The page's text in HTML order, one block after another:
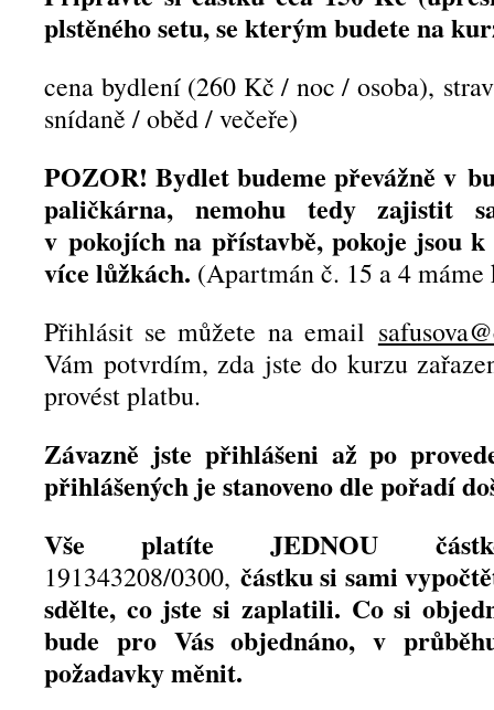
plstěného setu, se kterým budete na
cena bydlení (260 Kč / noc / osoba),
snídaně / oběd / večeře)
POZOR! Bydlet budeme převážně v
paličkárna, nemohu tedy zajistit
v pokojích na přístavbě, pokoje jsou
více lůžkách. (Apartmán č. 15 a 4
Přihlásit se můžete na email
Vám potvrdím, zda jste do kurzu
provést platbu.
Závazně jste přihlášeni až po
přihlášených je stanoveno dle pořadí
Vše platíte JEDNOU
191343208/0300, částku si sami
sdělte, co jste si zaplatili. Co si
bude pro Vás objednáno, v
požadavky měnit.